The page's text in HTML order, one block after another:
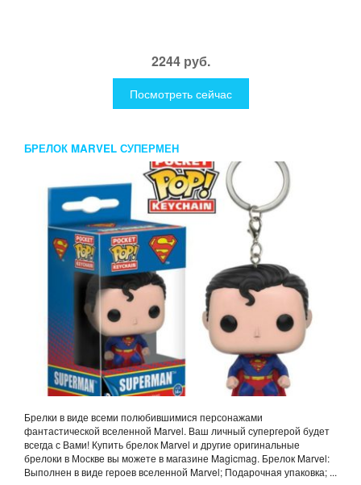
2244 руб.
Посмотреть сейчас
БРЕЛОК MARVEL СУПЕРМЕН
Брелки в виде всеми полюбившимися персонажами
фантастической вселенной Marvel. Ваш личный супергерой будет
всегда с Вами! Купить брелок Marvel и другие оригинальные
брелоки в Москве вы можете в магазине Magicmag. Брелок Marvel:
Выполнен в виде героев вселенной Marvel; Подарочная упаковка; ...